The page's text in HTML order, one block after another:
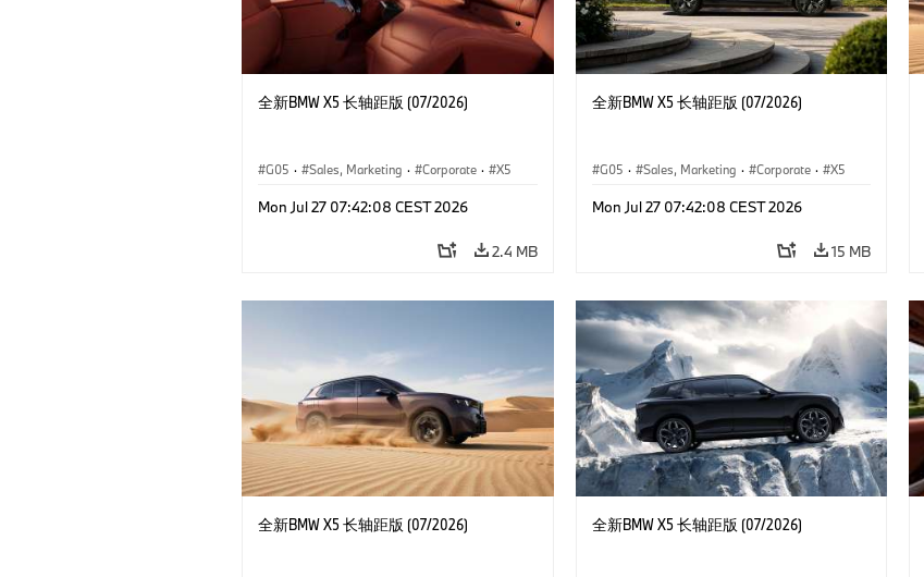
全新BMW X5 长轴距版 (07/2026)
G05 · Sales, Marketing · Corporate · X5
Mon Jul 27 07:42:08 CEST 2026
2.4 MB
全新BMW X5 长轴距版 (07/2026)
G05 · Sales, Marketing · Corporate · X5
Mon Jul 27 07:42:08 CEST 2026
15 MB
全新BMW X5 长轴距版 (07/2026) 全新BMW X5 长轴距版 (07/2026)